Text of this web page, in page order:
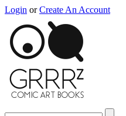
Login or Create An Account